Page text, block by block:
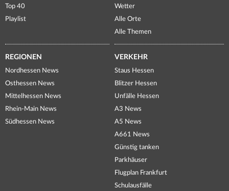
Top 40
Playlist
Wetter
Alle Orte
Alle Themen
REGIONEN
Nordhessen News
Osthessen News
Mittelhessen News
Rhein-Main News
Südhessen News
VERKEHR
Staus Hessen
Blitzer Hessen
Unfälle Hessen
A3 News
A5 News
A661 News
Günstig tanken
Parkhäuser
Flugplan Frankfurt
Schulausfälle